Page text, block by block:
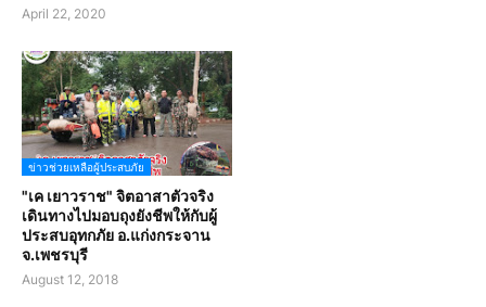
April 22, 2020
ข่าวช่วยเหลือผู้ประสบภัย
"เค เยาวราช" จิตอาสาตัวจริง
เดินทางไปมอบถุงยังชีพให้กับผู้
ประสบอุทกภัย อ.แก่งกระจาน
จ.เพชรบุรี
August 12, 2018